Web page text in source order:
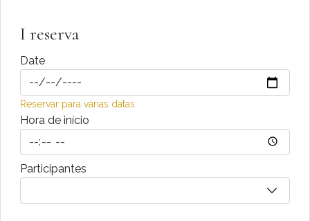
I reserva
Date
Reservar para várias datas
Hora de início
Participantes